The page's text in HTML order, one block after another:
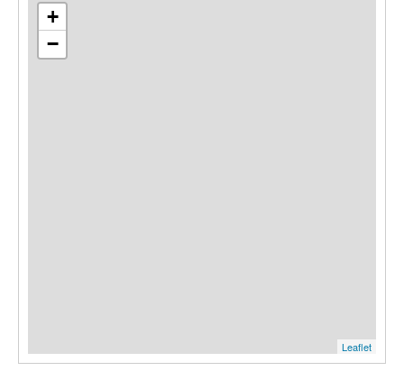
+
−
Leaflet